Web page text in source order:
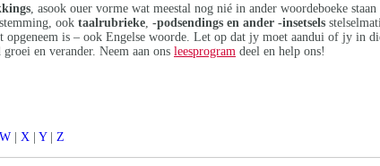
, asook ouer vorme wat meestal nog nié in ander woordeboeke
ook taalrubrieke -podsendings en ander -insetsels
is – ook Engelse woorde. Let op dat jy moet aandui of jy in
en verander. Neem aan ons leesprogram deel en help ons!
W | X | Y | Z